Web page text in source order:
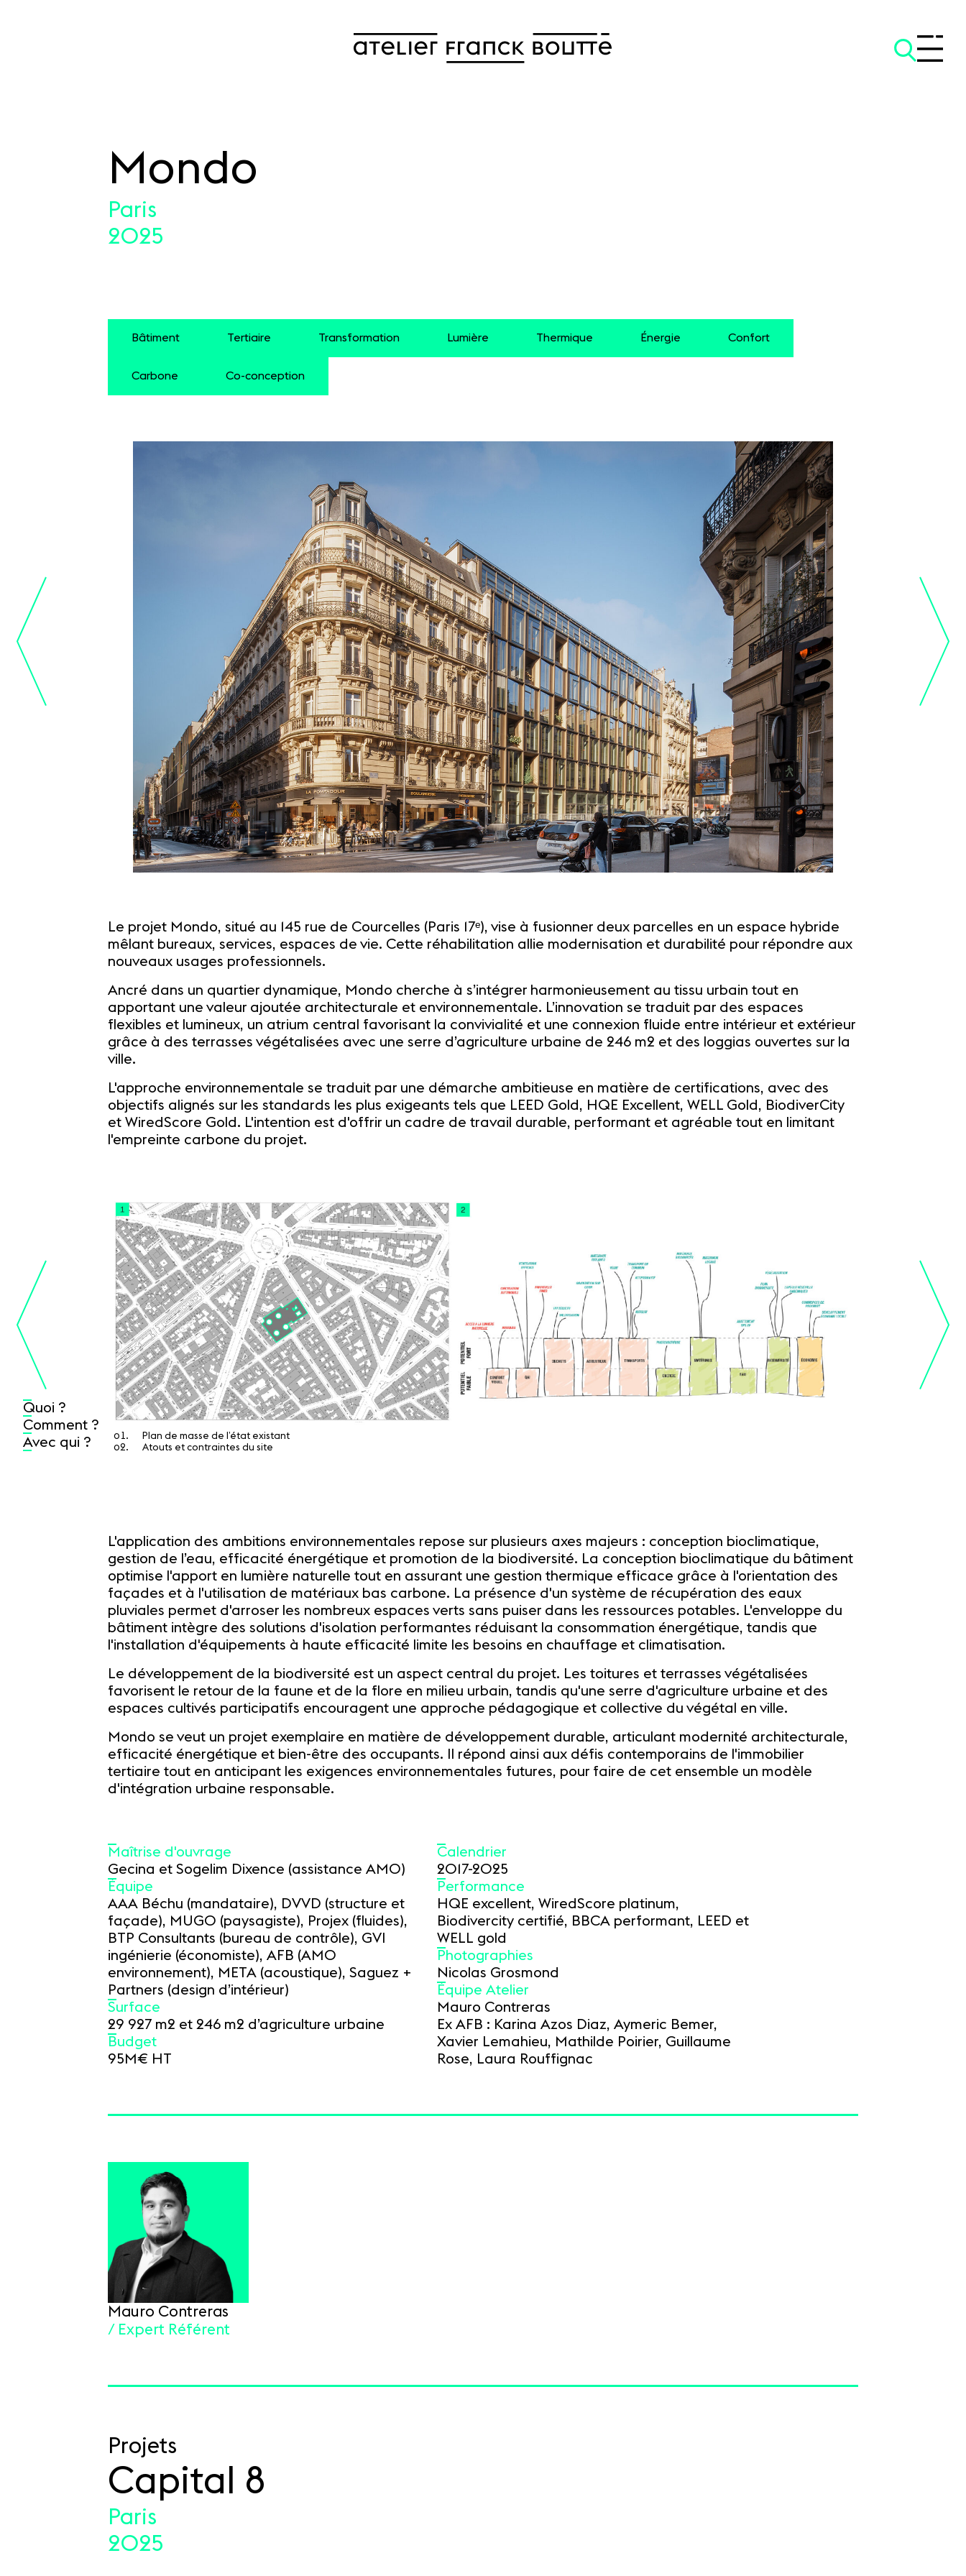
SKIP TO CONTENTMondo
Paris
2025
Bâtiment Tertiaire Transformation Lumière Thermique Énergie Confort
Carbone Co-conception
Le projet Mondo, situé au 145 rue de Courcelles (Paris 17ᵉ), vise à fusionner deux parcelles en un espace hybride
mêlant bureaux, services, espaces de vie. Cette réhabilitation allie modernisation et durabilité pour répondre aux
nouveaux usages professionnels.
Ancré dans un quartier dynamique, Mondo cherche à s’intégrer harmonieusement au tissu urbain tout en
apportant une valeur ajoutée architecturale et environnementale. L’innovation se traduit par des espaces
flexibles et lumineux, un atrium central favorisant la convivialité et une connexion fluide entre intérieur et extérieur
grâce à des terrasses végétalisées avec une serre d’agriculture urbaine de 246 m2 et des loggias ouvertes sur la
ville.
L'approche environnementale se traduit par une démarche ambitieuse en matière de certifications, avec des
objectifs alignés sur les standards les plus exigeants tels que LEED Gold, HQE Excellent, WELL Gold, BiodiverCity
et WiredScore Gold. L'intention est d'offrir un cadre de travail durable, performant et agréable tout en limitant
l'empreinte carbone du projet.
Plan de masse de l’état existant
Atouts et contraintes du site
L'application des ambitions environnementales repose sur plusieurs axes majeurs : conception bioclimatique,
gestion de l’eau, efficacité énergétique et promotion de la biodiversité. La conception bioclimatique du bâtiment
optimise l'apport en lumière naturelle tout en assurant une gestion thermique efficace grâce à l'orientation des
façades et à l'utilisation de matériaux bas carbone. La présence d'un système de récupération des eaux
pluviales permet d'arroser les nombreux espaces verts sans puiser dans les ressources potables. L'enveloppe du
bâtiment intègre des solutions d'isolation performantes réduisant la consommation énergétique, tandis que
l'installation d'équipements à haute efficacité limite les besoins en chauffage et climatisation.
Le développement de la biodiversité est un aspect central du projet. Les toitures et terrasses végétalisées
favorisent le retour de la faune et de la flore en milieu urbain, tandis qu'une serre d'agriculture urbaine et des
espaces cultivés participatifs encouragent une approche pédagogique et collective du végétal en ville.
Mondo se veut un projet exemplaire en matière de développement durable, articulant modernité architecturale,
efficacité énergétique et bien-être des occupants. Il répond ainsi aux défis contemporains de l'immobilier
tertiaire tout en anticipant les exigences environnementales futures, pour faire de cet ensemble un modèle
d'intégration urbaine responsable.
Maîtrise d'ouvrage
Gecina et Sogelim Dixence (assistance AMO)
Équipe
AAA Béchu (mandataire), DVVD (structure et
façade), MUGO (paysagiste), Projex (fluides),
BTP Consultants (bureau de contrôle), GVI
ingénierie (économiste), AFB (AMO
environnement), META (acoustique), Saguez +
Partners (design d’intérieur)
Surface
29 927 m2 et 246 m2 d’agriculture urbaine
Budget
95M€ HT
Calendrier
2017-2025
Performance
HQE excellent, WiredScore platinum,
Biodivercity certifié, BBCA performant, LEED et
WELL gold
Photographies
Nicolas Grosmond
Équipe Atelier
Mauro Contreras
Ex AFB : Karina Azos Diaz, Aymeric Bemer,
Xavier Lemahieu, Mathilde Poirier, Guillaume
Rose, Laura Rouffignac
Quoi ?
Comment ?
Avec qui ?
Mauro Contreras
/ Expert Référent
Projets
Capital 8
Paris
2025